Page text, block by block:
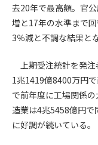
会社
会員
去20年で最高額。官
増と17年の水準まで
3％減と不調な結果と
上期受注統計を発注
1兆1419億8400万円
で前年度に工場関係
造業は4兆5458億円
に好調が続いている。
本規約は、会員の了
あります。変更内容
ちに全ての会員が了
第4条（会員審査お
会員とは、本規約を
後、管理者がこれを
第4条（会員の定義
1. 管理者は前条によ